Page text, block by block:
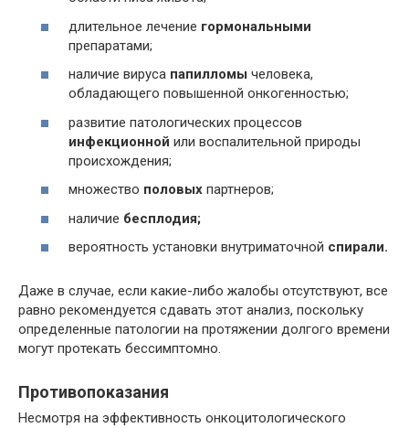
длительное лечение гормональными
препаратами;
наличие вируса папилломы человека,
обладающего повышенной онкогенностью;
развитие патологических процессов
инфекционной или воспалительной природы
происхождения;
множество половых партнеров;
наличие бесплодия;
вероятность установки внутриматочной спирали.
Даже в случае, если какие-либо жалобы отсутствуют, все
равно рекомендуется сдавать этот анализ, поскольку
определенные патологии на протяжении долгого времени
могут протекать бессимптомно.
Противопоказания
Несмотря на эффективность онкоцитологического